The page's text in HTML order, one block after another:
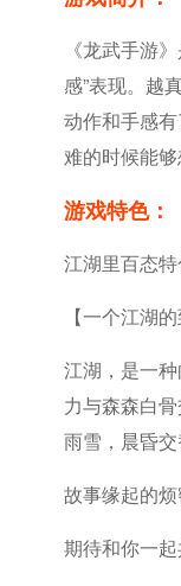
《龙武手游
感”表现。越
动作和手感
难的时候能
游戏特色：
江湖里百态特
【一个江湖
江湖，是一
力与森森白
雨雪，晨昏
故事缘起的
期待和你一